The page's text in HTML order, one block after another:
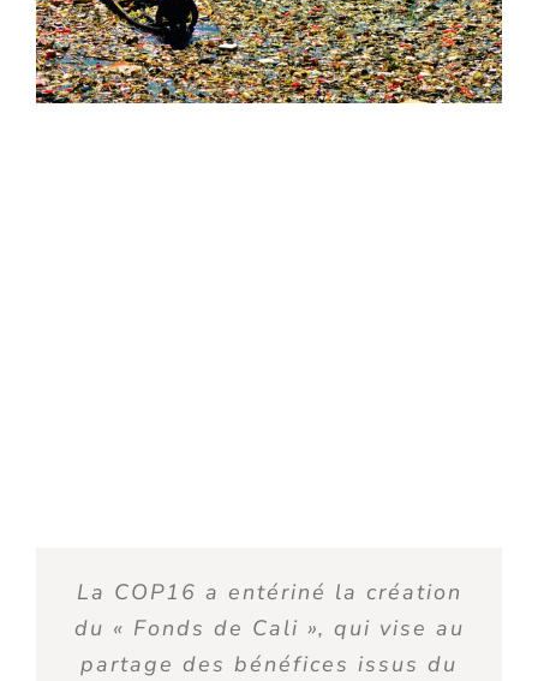
La COP16 a entériné la création
du « Fonds de Cali », qui vise au
partage des bénéfices issus du